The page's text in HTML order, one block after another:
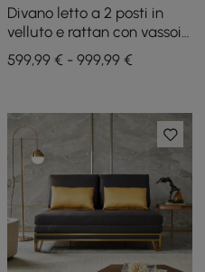
Divano letto a 2 posti in
velluto e rattan con vassoio
girevole
599,99 € - 999,99 €